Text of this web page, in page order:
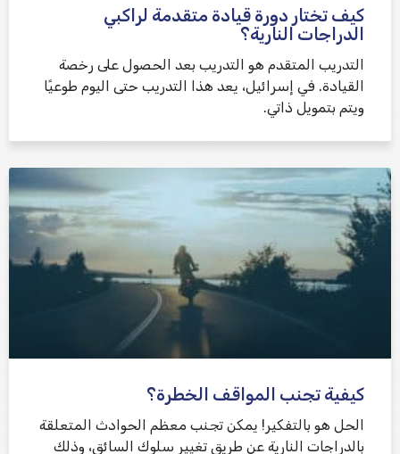
كيف تختار دورة قيادة متقدمة لراكبي
الدراجات النارية؟
التدريب المتقدم هو التدريب بعد الحصول على رخصة
القيادة. في إسرائيل، يعد هذا التدريب حتى اليوم طوعيًا
ويتم بتمويل ذاتي.
كيفية تجنب المواقف الخطرة؟
الحل هو بالتفكير! يمكن تجنب معظم الحوادث المتعلقة
بالدراجات النارية عن طريق تغيير سلوك السائق، وذلك